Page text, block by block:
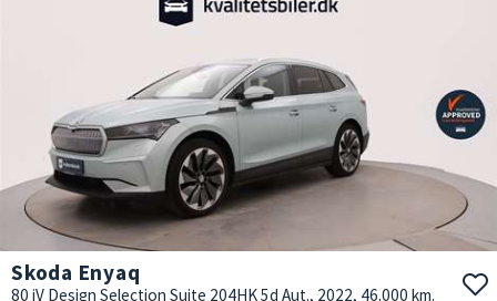
Skoda Enyaq
80 iV Design Selection Suite 204HK 5d Aut., 2022, 46.000 km.